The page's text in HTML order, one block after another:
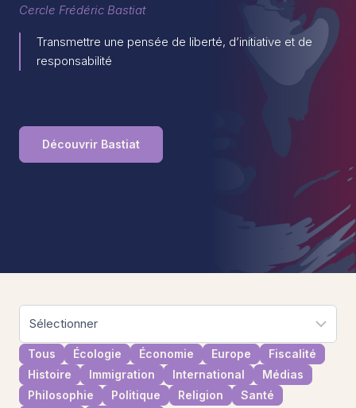
Cercle Frédéric Bastiat
Transmettre une pensée de liberté, d’initiative et de
responsabilité
Découvrir Bastiat
Tous Écologie Économie Europe
Fiscalité
Histoire
Immigration International
Médias
Philosophie
Politique Religion
Santé